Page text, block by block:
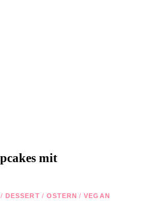
mit
/ DESSERT / OSTERN / VEGAN